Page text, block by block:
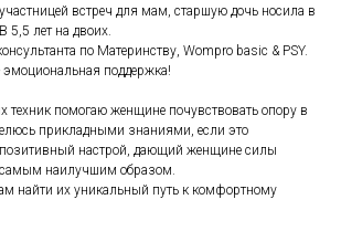
встреч для мам, старшую дочь носила в
5,5 лет на двоих.
по Материнству, Wompro basic & PSY.
поддержка!
помогаю женщине почувствовать опору в
прикладными знаниями, если это
позитивный настрой, дающий женщине силы
наилучшим образом.
найти их уникальный путь к комфортному